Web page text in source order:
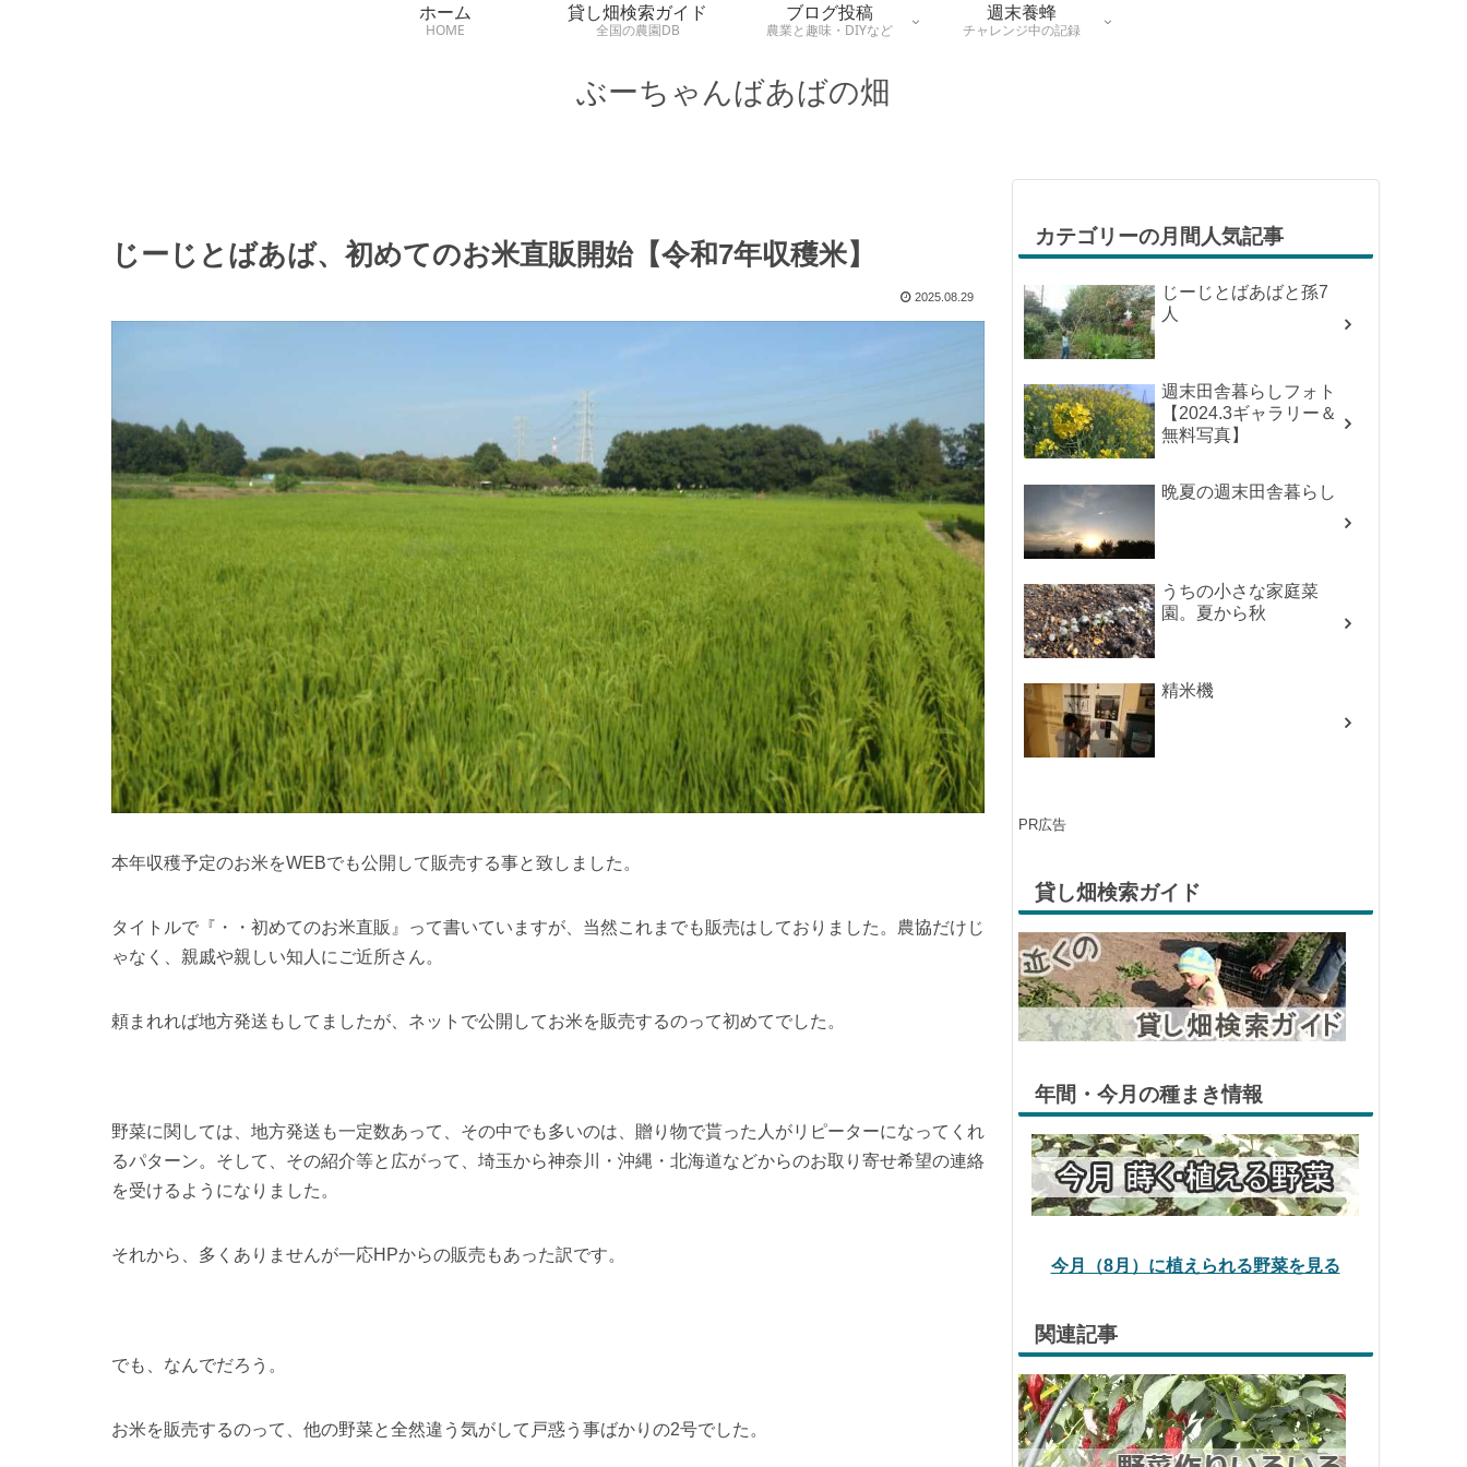
ぶーちゃんばあばの畑
ホーム
HOME
貸し畑検索ガイド
全国の農園DB
ブログ投稿
農業と趣味・DIYなど
週末養蜂
チャレンジ中の記録
じーじとばあば、初めてのお米直販開始【令和7年収穫米】
2025.08.29
本年収穫予定のお米をWEBでも公開して販売する事と致しました。
タイトルで『・・初めてのお米直販』って書いていますが、当然これまでも販売はしておりました。農協だけじ
ゃなく、親戚や親しい知人にご近所さん。
頼まれれば地方発送もしてましたが、ネットで公開してお米を販売するのって初めてでした。
野菜に関しては、地方発送も一定数あって、その中でも多いのは、贈り物で貰った人がリピーターになってくれ
るパターン。そして、その紹介等と広がって、埼玉から神奈川・沖縄・北海道などからのお取り寄せ希望の連絡
を受けるようになりました。
それから、多くありませんが一応HPからの販売もあった訳です。
でも、なんでだろう。
お米を販売するのって、他の野菜と全然違う気がして戸惑う事ばかりの2号でした。
カテゴリーの月間人気記事
じーじとばあばと孫7
人
週末田舎暮らしフォト
【2024.3ギャラリー＆
無料写真】
晩夏の週末田舎暮らし
うちの小さな家庭菜
園。夏から秋
精米機
PR広告
貸し畑検索ガイド